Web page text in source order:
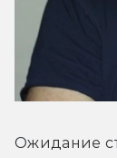
Ожидание